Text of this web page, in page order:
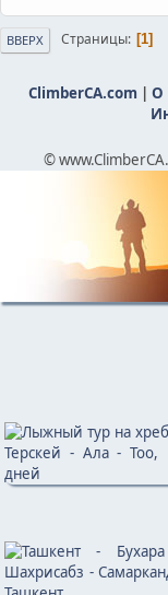
ВВЕРХ Страницы 1
ClimberCA.com О
©